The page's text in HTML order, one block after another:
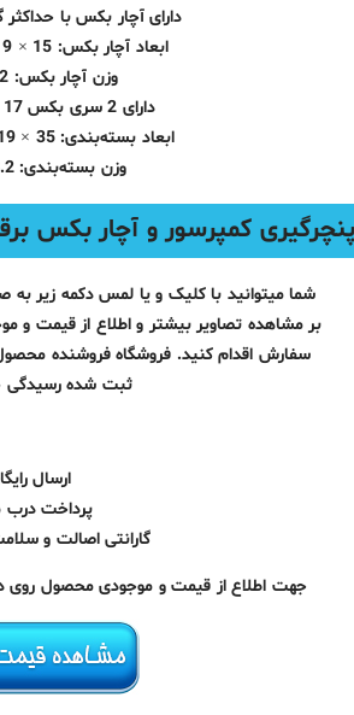
دارای آچار بکس با حداکثر گشتاور
ابعاد آچار بکس: 15 × 9 × 25 سانتی‌متر
وزن آچار بکس: 2 کیلوگرم
دارای 2 سری بکس 17 و 23 میلی‌متر
ابعاد بسته‌بندی: 35 × 19 × 34 سانتی‌متر
وزن بسته‌بندی: 8.2 کیلوگرم
کمپرسور و آچار بکس
شما میتوانید با کلیک و یا لمس دکمه زیر
بر مشاهده تصاویر بیشتر و اطلاع از قیمت و
سفارش اقدام کنید. فروشگاه فروشنده
ثبت شده رسیدگی
ارسال
پرداخت درب
گارانتی اصالت و
جهت اطلاع از قیمت و موجودی محصول روی